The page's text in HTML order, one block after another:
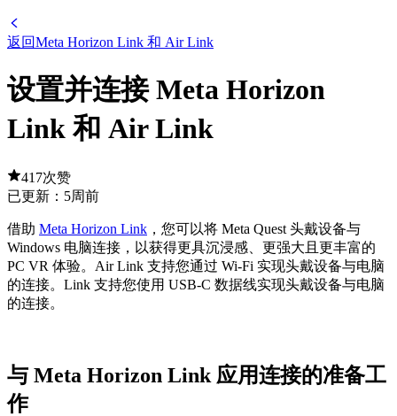
返回Meta Horizon Link 和 Air Link
设置并连接 Meta Horizon
Link 和 Air Link
417次赞
已更新： 5周前
借助 Meta Horizon Link ，您可以将 Meta Quest 头戴设备与
Windows 电脑连接，以获得更具沉浸感、更强大且更丰富的
PC VR 体验。Air Link 支持您通过 Wi-Fi 实现头戴设备与电脑
的连接。Link 支持您使用 USB-C 数据线实现头戴设备与电脑
的连接。
与 Meta Horizon Link 应用连接的准备工
作